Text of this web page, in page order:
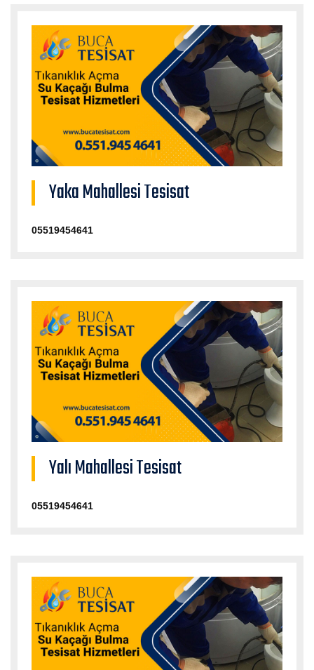
Yaka Mahallesi Tesisat
05519454641
Yalı Mahallesi Tesisat
05519454641